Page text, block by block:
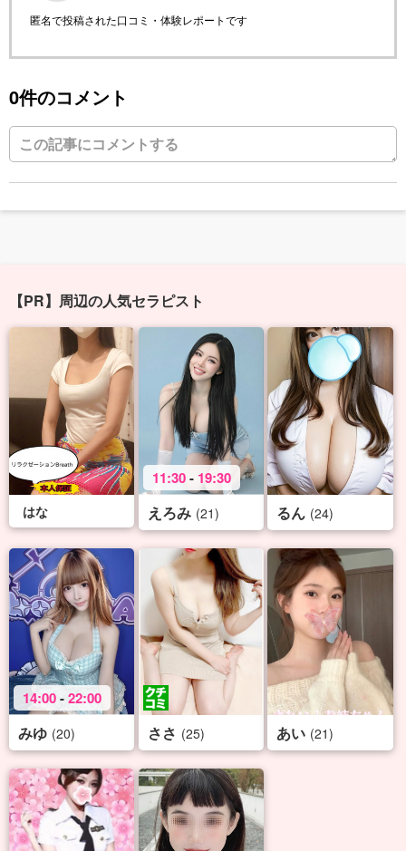
匿名で投稿された口コミ・体験レポートです
0件のコメント
【PR】周辺の人気セラピスト
はな
11:30- 19:30
えろみ (21) るん (24)
14:00-22:00
みゆ (20) ささ (25) あい (21)